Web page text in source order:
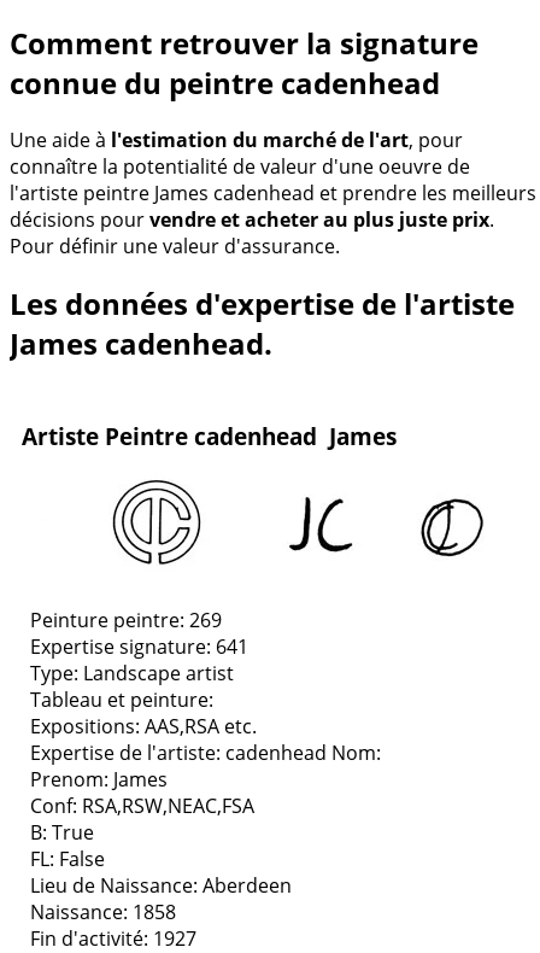
Comment retrouver la signature
connue du peintre cadenhead
Une aide à l'estimation du marché de l'art, pour
connaître la potentialité de valeur d'une oeuvre de
l'artiste peintre James cadenhead et prendre les meilleurs
décisions pourvendre et acheter au plus juste prix.
Pour définir une valeur d'assurance.
Les données d'expertise de l'artiste
James cadenhead.
Artiste Peintre cadenhead James
Peinture peintre: 269
Expertise signature: 641
Type: Landscape artist
Tableau et peinture:
Expositions: AAS,RSA etc.
Expertise de l'artiste: cadenhead Nom:
Prenom: James
Conf: RSA,RSW,NEAC,FSA
B: True
FL: False
Lieu de Naissance: Aberdeen
Naissance: 1858
Fin d'activité: 1927